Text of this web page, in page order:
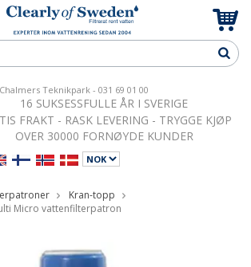
Teknikpark - 031 69 01 00
16 SUKSESSFULLE ÅR I SVERIGE
FRAKT - RASK LEVERING - TRYGGE KJØP
OVER 30000 FORNØYDE KUNDER
Kran-topp
Micro vattenfilterpatron